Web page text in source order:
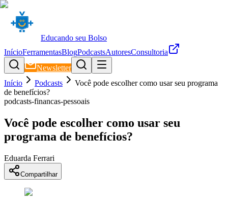
Educando seu Bolso
InícioFerramentasBlogPodcastsAutoresConsultoria
Newsletter
Início
Podcasts
Você pode escolher como usar seu programa
de benefícios?
podcasts-financas-pessoais
Você pode escolher como usar seu
programa de benefícios?
Eduarda Ferrari
Compartilhar